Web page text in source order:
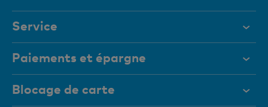
Service
Aide et contact
Documents
Magazine
Paiements et épargne
Comptes privés
Blocage de carte